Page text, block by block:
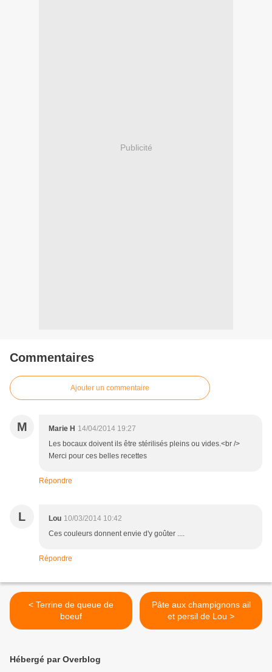
Publicité
Commentaires
Ajouter un commentaire
M Marie H 14/04/2014 19:27
Les bocaux doivent ils être stérilisés pleins ou vides.<br />
Merci pour ces belles recettes
Répondre
L Lou 10/03/2014 10:42
Ces couleurs donnent envie d'y goûter ....
Répondre
< Terrine de queue de
boeuf
Pâte aux champignons ail
et persil de Lou >
Hébergé par Overblog